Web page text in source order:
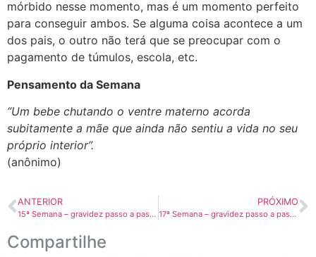
mórbido nesse momento, mas é um momento perfeito
para conseguir ambos. Se alguma coisa acontece a um
dos pais, o outro não terá que se preocupar com o
pagamento de túmulos, escola, etc.
Pensamento da Semana
“Um bebe chutando o ventre materno acorda
subitamente a mãe que ainda não sentiu a vida no seu
próprio interior”.
(anônimo)
ANTERIOR
15ª Semana – gravidez passo a passo
PRÓXIMO
17ª Semana – gravidez passo a passo
Compartilhe